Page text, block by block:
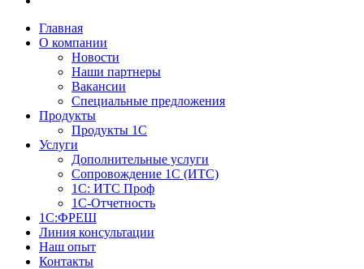
Главная
О компании
Новости
Наши партнеры
Вакансии
Специальные предложения
Продукты
Продукты 1С
Услуги
Дополнительные услуги
Сопровождение 1С (ИТС)
1С: ИТС Проф
1С-Отчетность
1С:ФРЕШ
Линия консультации
Наш опыт
Контакты